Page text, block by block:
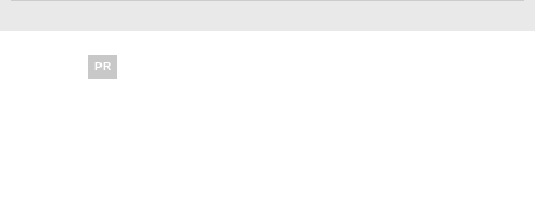
PR